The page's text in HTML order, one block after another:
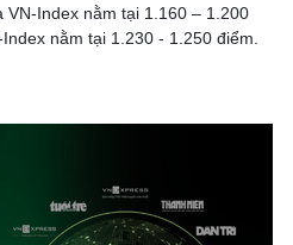
Index nằm tại 1.160 – 1.200
nằm tại 1.230 - 1.250 điểm.